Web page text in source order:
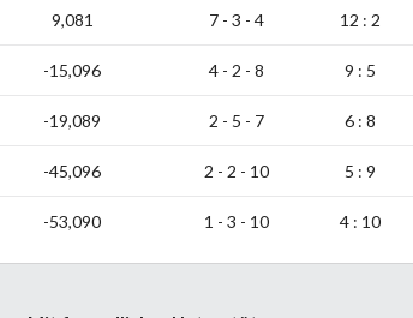
9,081 7 - 3 - 4 12 : 2
-15,096 4 - 2 - 8 9 : 5
-19,089 2 - 5 - 7 6 : 8
-45,096 2 - 2 - 10 5 : 9
-53,090 1 - 3 - 10 4 : 10